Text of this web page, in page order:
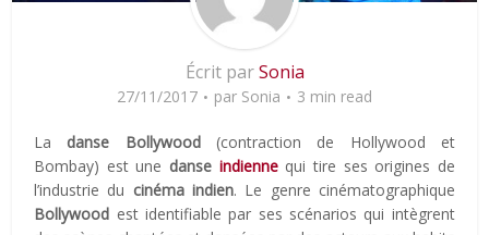
Écrit parSonia
27/11/2017 par Sonia 3 min read
La danse Bollywood(contraction de Hollywood et
Bombay) est une danse indiennequi tire ses origines de
l’industrie du cinéma indien. Le genre cinématographique
Bollywood est identifiable par ses scénarios qui intègrent